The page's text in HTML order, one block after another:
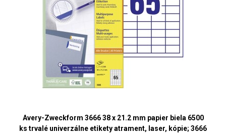
Avery-Zweckform 3666 38 x 21.2 mm papier biela 6500
ks trvalé univerzálne etikety atrament, laser, kópie; 3666